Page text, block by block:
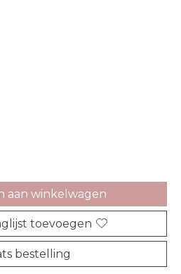
aan winkelwagen
toevoegen
bestelling